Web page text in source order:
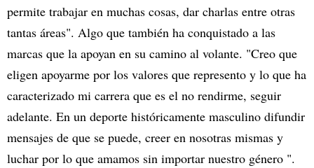
permite trabajar en muchas cosas, dar charlas entre otras
tantas áreas". Algo que también ha conquistado a las
marcas que la apoyan en su camino al volante. "Creo que
eligen apoyarme por los valores que represento y lo que ha
caracterizado mi carrera que es el no rendirme, seguir
adelante. En un deporte históricamente masculino difundir
mensajes de que se puede, creer en nosotras mismas y
luchar por lo que amamos sin importar nuestro género ".